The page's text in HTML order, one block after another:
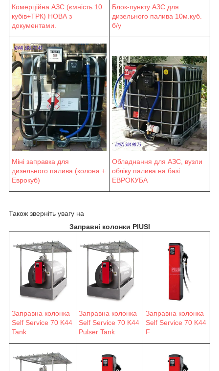
Комерційна АЗС (ємність 10
кубів+ТРК) НОВА з
документами.
Блок-пункту АЗС для
дизельного палива 10м.куб.
б/у
Міні заправка для
дизельного палива (колона +
Еврокуб)
Обладнання для АЗС, вузли
обліку палива на базі
ЕВРОКУБА
Також зверніть увагу на
Заправні колонки PIUSI
Заправна колонка
Self Service 70 K44
Tank
Заправна колонка
Self Service 70 K44
Pulser Tank
Заправна колонка
Self Service 70 K44
F